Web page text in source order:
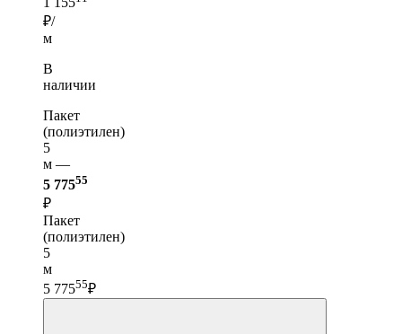
₽/
м
В
наличии
Пакет
(полиэтилен)
5
м —
5 77555
₽
Пакет
(полиэтилен)
5
м
5 77555₽